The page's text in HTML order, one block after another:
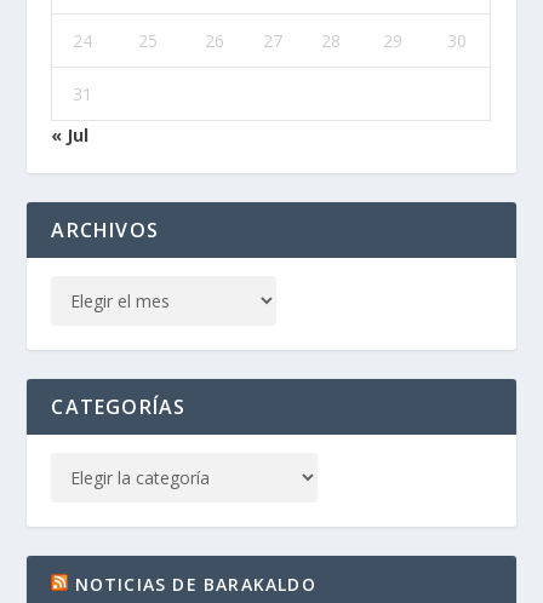
24 25 26 27 28 29 30
31
« Jul
ARCHIVOS
CATEGORÍAS
NOTICIAS DE BARAKALDO